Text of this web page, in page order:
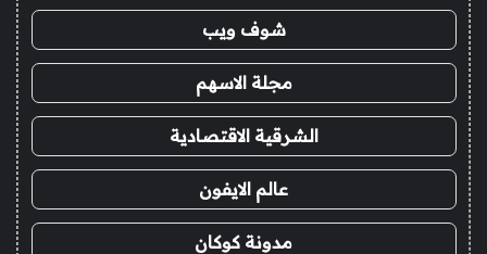
شوف ويب
مجلة الاسهم
الشرقية الاقتصادية
عالم الايفون
مدونة كوكان